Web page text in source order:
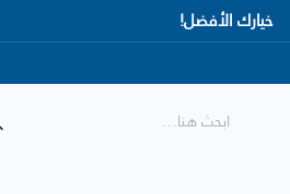
خيارك الأفضل!